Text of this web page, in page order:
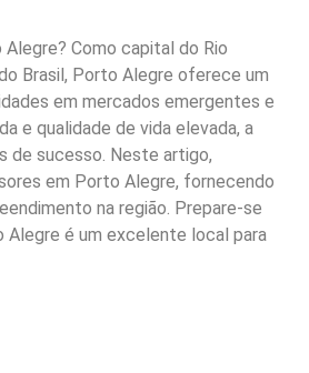
Como capital do Rio
Brasil, Porto Alegre oferece um
em mercados emergentes e
e qualidade de vida elevada, a
de sucesso. Neste artigo,
em Porto Alegre, fornecendo
na região. Prepare-se
é um excelente local para